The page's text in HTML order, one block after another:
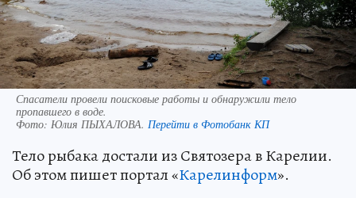
Спасатели провели поисковые работы и обнаружили тело
пропавшего в воде.
Фото: Юлия ПЫХАЛОВА. Перейти в Фотобанк КП
Тело рыбака достали из Святозера в Карелии.
Об этом пишет портал «Карелинформ».